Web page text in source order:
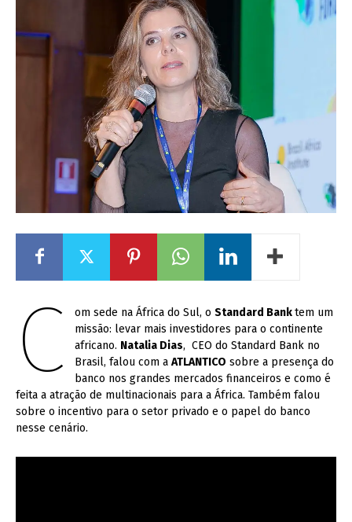
C om sede na África do Sul, o Standard Banktem um
missão: levar mais investidores para o continente
africano. Natalia Dias, CEO do Standard Bank no
Brasil, falou com a ATLANTICO sobre a presença do
banco nos grandes mercados financeiros e como é
feita a atração de multinacionais para a África. Também falou
sobre o incentivo para o setor privado e o papel do banco
nesse cenário.